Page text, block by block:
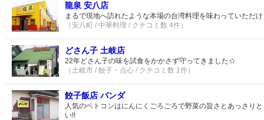
龍泉 安八店
まるで現地へ訪れたような本場の台湾料理を味わっていただ
（安八町 / 中華料理 / クチコミ数 4件）
どさん子 土岐店
22年どさん子の味を試食をかかさず守ってきました☆
（土岐市 / 餃子・点心 / クチコミ数 1件）
餃子飯店 パンダ
人気のベトコンはにんにくごろごろで野菜の旨さとあっさり
い!!